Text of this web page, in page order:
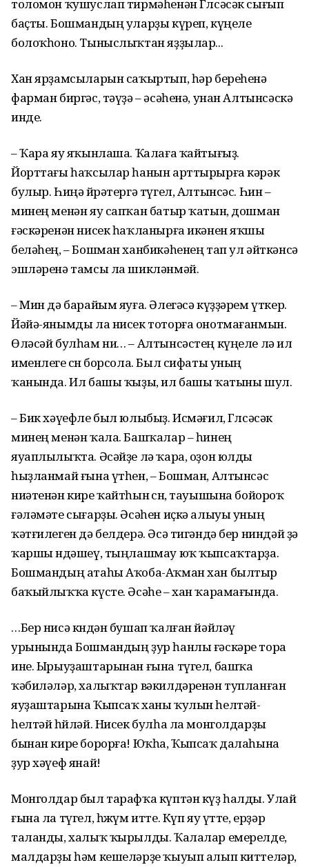
толомон ҡушуслап тирмәһенән Гөлсәсәк сығып
баҫты. Бошмандың уларҙы күреп, күңеле
болоҡһоно. Тыныслыҡтан яҙҙылар...
Хан ярҙамсыларын саҡыртып, һәр береһенә
фарман биргәс, тәүҙә – әсәһенә, унан Алтынсәскә
инде.
– Ҡара яу яҡынлаша. Ҡалаға ҡайтығыҙ.
Йорттағы һаҡсылар һанын арттырырға кәрәк
булыр. Һиңә өйрәтергә түгел, Алтынсәс. Һин –
минең менән яу сапҡан батыр ҡатын, дошман
ғәскәренән нисек һаҡланырға икәнен яҡшы
беләһең, – Бошман ханбикәһенең тап ул әйткәнсә
эшләренә тамсы ла шикләнмәй.
– Мин дә барайым яуға. Әлегәсә күҙҙәрем үткер.
Йәйә-янымды ла нисек тоторға онотмағанмын.
Өләсәй булһам ни… – Алтынсәстең күңеле лә ил
именлеге өсөн борсола. Был сифаты уның
ҡанында. Ил башы ҡыҙы, ил башы ҡатыны шул.
– Бик хәүефле был юлыбыҙ. Исмәғил, Гөлсәсәк
минең менән ҡала. Башҡалар – һинең
яуаплылыҡта. Әсәйҙе лә ҡара, оҙон юлды
һыҙланмай ғына үтһен, – Бошман, Алтынсәс
ниәтенән кире ҡайтһын өсөн, тауышына бойороҡ
ғәләмәте сығарҙы. Әсәһен иҫкә алыуы уның
ҡәтғилеген дә белдерә. Әсә тигәндә бер ниндәй ҙә
ҡаршы өндәшеү, тыңлашмау юҡ ҡыпсаҡтарҙа.
Бошмандың атаһы Аҡоба-Аҡман хан былтыр
баҡыйлыҡҡа күсте. Әсәһе – хан ҡарамағында.
…Бер нисә көндән бушап ҡалған йәйләү
урынында Бошмандың ҙур һанлы ғәскәре тора
ине. Ырыуҙаштарынан ғына түгел, башҡа
ҡәбиләләр, халыҡтар вәкилдәренән тупланған
яуҙаштарына Ҡыпсаҡ ханы ҡулын һелтәй-
һелтәй һөйләй. Нисек булһа ла монголдарҙы
бынан кире борорға! Юҡһа, Ҡыпсаҡ далаһына
ҙур хәүеф янай!
Монголдар был тарафҡа күптән күҙ һалды. Улай
ғына ла түгел, һөжүм итте. Күп яу үтте, ерҙәр
таланды, халыҡ ҡырылды. Ҡалалар емерелде,
малдарҙы һәм кешеләрҙе ҡыуып алып киттеләр,